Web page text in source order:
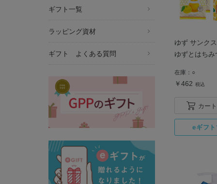
ギフト一覧
ラッピング資材
ギフト よくある質問
ゆず サンク
ゆずとはちみ
在庫： ○
￥462 税込
カー